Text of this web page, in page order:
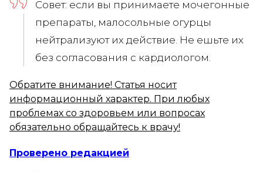
Совет: если вы принимаете мочегонные
препараты, малосольные огурцы
нейтрализуют их действие. Не ешьте их
без согласования с кардиологом.
Обратите внимание! Статья носит
информационный характер. При любых
проблемах со здоровьем или вопросах
обязательно обращайтесь к врачу!
Проверено редакцией